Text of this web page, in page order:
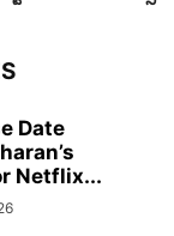
Date
Netflix...